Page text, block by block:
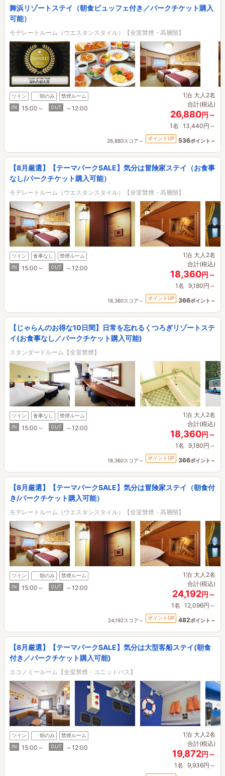
舞浜リゾートステイ（朝食ビュッフェ付き／パークチケット購入
可能）
モデレートルーム（ウエスタンスタイル）【全室禁煙・高層階】
ツイン 朝のみ
禁煙ルーム
IN
15:00～ OUT ～12:00
1泊 大人2名
合計(税込)
26,880円～
1名 13,440円～
26,880スコア～ ポイントUP 536ポイント～
【8月厳選】【テーマパークSALE】気分は冒険家ステイ（お食事
なし/パークチケット購入可能）
モデレートルーム（ウエスタンスタイル）【全室禁煙・高層階】
ツイン 食事なし
禁煙ルーム
IN
15:00～ OUT ～12:00
1泊 大人2名
合計(税込)
18,360円～
1名 9,180円～
18,360スコア～ ポイントUP 366ポイント～
【じゃらんのお得な10日間】日常を忘れるくつろぎリゾートステ
イ(お食事なし／パークチケット購入可能)
スタンダードルーム【全室禁煙】
ツイン 食事なし
禁煙ルーム
IN
15:00～ OUT ～12:00
1泊 大人2名
合計(税込)
18,360円～
1名 9,180円～
18,360スコア～ ポイントUP 366ポイント～
【8月厳選】【テーマパークSALE】気分は冒険家ステイ（朝食付
き/パークチケット購入可能）
モデレートルーム（ウエスタンスタイル）【全室禁煙・高層階】
ツイン 朝のみ
禁煙ルーム
IN
15:00～ OUT ～12:00
1泊 大人2名
合計(税込)
24,192円～
1名 12,096円～
24,192スコア～ ポイントUP 482ポイント～
【8月厳選】【テーマパークSALE】気分は大型客船ステイ(朝食
付き／パークチケット購入可能)
エコノミールーム【全室禁煙・ユニットバス】
ツイン 朝のみ
禁煙ルーム
IN
15:00～ OUT ～12:00
1泊 大人2名
合計(税込)
19,872円～
1名 9,936円～